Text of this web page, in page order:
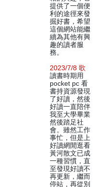
提供了一個便
利的途徑來發
掘好書，希望
這個網站能繼
續為其他有興
趣的讀者服
務。
2023/7/8 歌
讀書時期用
pocket pc 看
書持資源發現
了好讀，然後
好讀一直陪伴
我至大學畢業
然後踏足社
會。雖然工作
事忙，但是上
好讀網閒逛看
黃河散文已成
一種習慣，直
至發現好讀不
再更新，繼而
停站，再從別